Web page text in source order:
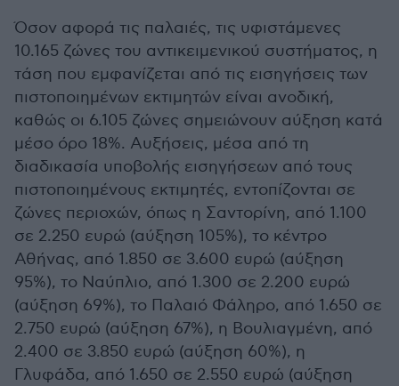
Όσον αφορά τις παλαιές, τις υφιστάμενες
10.165 ζώνες του αντικειμενικού συστήματος, η
τάση που εμφανίζεται από τις εισηγήσεις των
πιστοποιημένων εκτιμητών είναι ανοδική,
καθώς οι 6.105 ζώνες σημειώνουν αύξηση κατά
μέσο όρο 18%. Αυξήσεις, μέσα από τη
διαδικασία υποβολής εισηγήσεων από τους
πιστοποιημένους εκτιμητές, εντοπίζονται σε
ζώνες περιοχών, όπως η Σαντορίνη, από 1.100
σε 2.250 ευρώ (αύξηση 105%), το κέντρο
Αθήνας, από 1.850 σε 3.600 ευρώ (αύξηση
95%), το Ναύπλιο, από 1.300 σε 2.200 ευρώ
(αύξηση 69%), το Παλαιό Φάληρο, από 1.650 σε
2.750 ευρώ (αύξηση 67%), η Βουλιαγμένη, από
2.400 σε 3.850 ευρώ (αύξηση 60%), η
Γλυφάδα, από 1.650 σε 2.550 ευρώ (αύξηση